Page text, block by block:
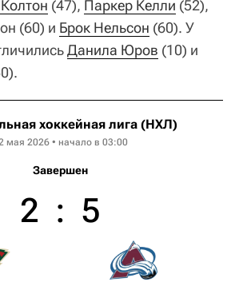
(47), Паркер Келли (52),
(60) и Брок Нельсон (60). У
Данила Юров (10) и
хоккейная лига (НХЛ)
мая 2026 • начало в 03:00
Завершен
2 : 5